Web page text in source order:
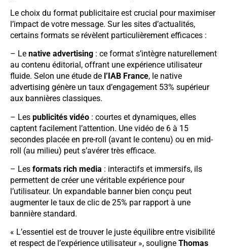
Le choix du format publicitaire est crucial pour maximiser
l’impact de votre message. Sur les sites d’actualités,
certains formats se révèlent particulièrement efficaces :
– Le native advertising : ce format s’intègre naturellement
au contenu éditorial, offrant une expérience utilisateur
fluide. Selon une étude de l’IAB France, le native
advertising génère un taux d’engagement 53% supérieur
aux bannières classiques.
– Les publicités vidéo : courtes et dynamiques, elles
captent facilement l’attention. Une vidéo de 6 à 15
secondes placée en pre-roll (avant le contenu) ou en mid-
roll (au milieu) peut s’avérer très efficace.
– Les formats rich media : interactifs et immersifs, ils
permettent de créer une véritable expérience pour
l’utilisateur. Un expandable banner bien conçu peut
augmenter le taux de clic de 25% par rapport à une
bannière standard.
« L’essentiel est de trouver le juste équilibre entre visibilité
et respect de l’expérience utilisateur », souligne Thomas